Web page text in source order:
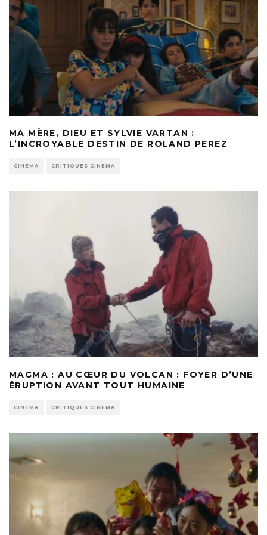
MA MÈRE, DIEU ET SYLVIE VARTAN :
L’INCROYABLE DESTIN DE ROLAND PEREZ
CINEMA CRITIQUES CINEMA
MAGMA : AU CŒUR DU VOLCAN : FOYER D’UNE
ÉRUPTION AVANT TOUT HUMAINE
CINEMA CRITIQUES CINEMA